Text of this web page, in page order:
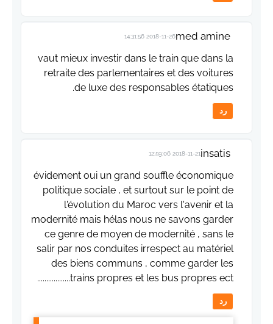
med amine
2018-11-26 14:31:56
vaut mieux investir dans le train que dans la
retraite des parlementaires et des voitures
de luxe des responsables étatiques.
رد
insatis
2018-11-21 12:59:06
évidement oui un grand souffle économique
politique sociale , et surtout sur le point de
l'évolution du Maroc vers l'avenir et la
modernité mais hélas nous ne savons garder
ce genre de moyen de modernité , sans le
salir par nos conduites irrespect au matériel
des biens communs , comme garder les
trains propres et les bus propres ect..................
رد